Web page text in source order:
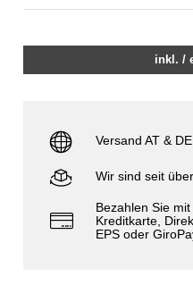
inkl. /
Versand AT &
Wir sind seit
Bezahlen Sie
Kreditkarte,
EPS oder